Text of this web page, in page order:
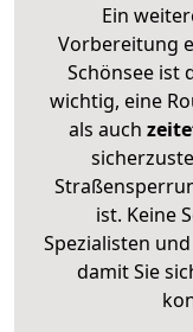
Ein
Vorbereitung
Schönsee ist
wichtig, eine
als auch
ist. Keine
Spezialisten
damit Sie